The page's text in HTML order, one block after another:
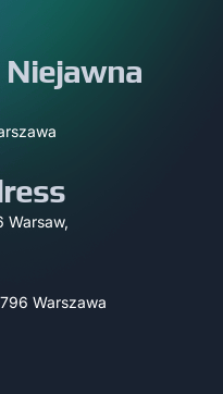
Warsaw,
Warszawa